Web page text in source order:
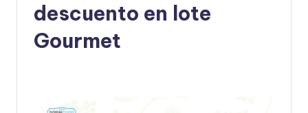
descuento en lote
Gourmet